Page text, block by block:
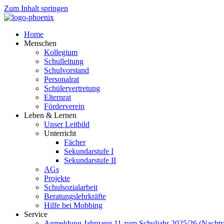
Zum Inhalt springen
Home
Menschen
Kollegium
Schulleitung
Schulvorstand
Personalrat
Schülervertretung
Elternrat
Förderverein
Leben & Lernen
Unser Leitbild
Unterricht
Fächer
Sekundarstufe I
Sekundarstufe II
AGs
Projekte
Schulsozialarbeit
Beratungslehrkräfte
Hilfe bei Mobbing
Service